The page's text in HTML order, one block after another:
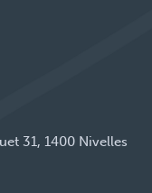
31, 1400 Nivelles